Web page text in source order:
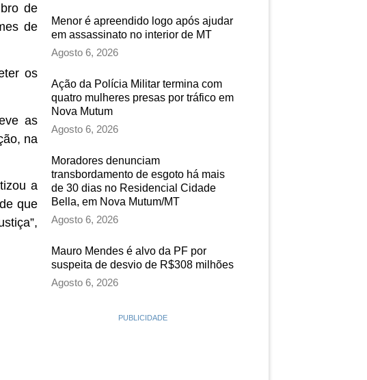
de
de
os
as
na
a
que
Menor é apreendido logo após ajudar
em assassinato no interior de MT
Agosto 6, 2026
Ação da Polícia Militar termina com
quatro mulheres presas por tráfico em
Nova Mutum
Agosto 6, 2026
Moradores denunciam
transbordamento de esgoto há mais
de 30 dias no Residencial Cidade
Bella, em Nova Mutum/MT
Agosto 6, 2026
Mauro Mendes é alvo da PF por
suspeita de desvio de R$308 milhões
Agosto 6, 2026
PUBLICIDADE